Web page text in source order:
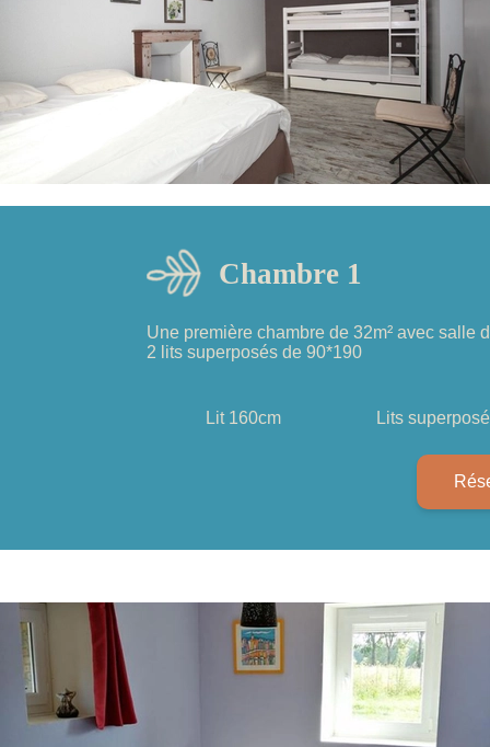
Chambre 1
Une première chambre de 32m² avec salle
2 lits superposés de 90*190
Lit 160cm Lits